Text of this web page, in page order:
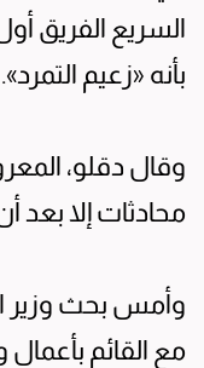
السريع الفريق
بأنه «زعيم التمرد».
وقال دقلو،
محادثات إلا بعد
وأمس بحث وزير
مع القائم